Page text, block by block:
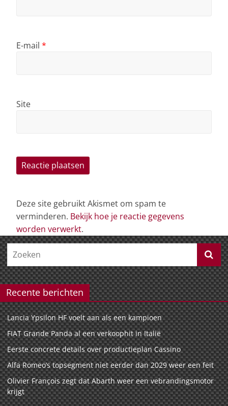
E-mail *
Site
Deze site gebruikt Akismet om spam te
verminderen. Bekijk hoe je reactie gegevens
worden verwerkt.
Recente berichten
Lancia Ypsilon HF voelt aan als een kampioen
FIAT Grande Panda al een verkoophit in Italië
Eerste concrete details over productieplan Cassino
Alfa Romeo’s topsegment niet eerder dan 2029 weer een feit
Olivier François zegt dat Abarth weer een vebrandingsmotor
krijgt